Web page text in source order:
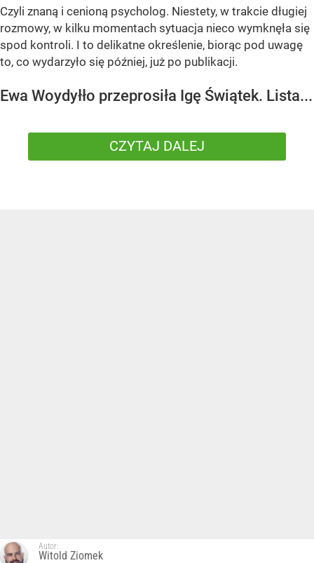
Czyli znaną i cenioną psycholog. Niestety, w trakcie długiej
rozmowy, w kilku momentach sytuacja nieco wymknęła się
spod kontroli. I to delikatne określenie, biorąc pod uwagę
to, co wydarzyło się później, już po publikacji.
Ewa Woydyłło przeprosiła Igę Świątek. Lista...
CZYTAJ DALEJ
Autor:
Witold Ziomek